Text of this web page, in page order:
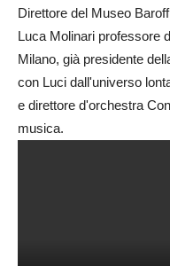
Direttore del Museo
Luca Molinari professore
Milano, già presidente
con Luci dall'universo
e direttore d'orchestra
musica.